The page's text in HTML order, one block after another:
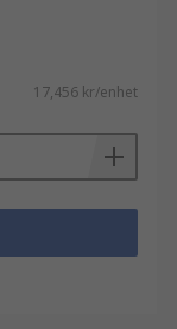
17,456 kr/enhet